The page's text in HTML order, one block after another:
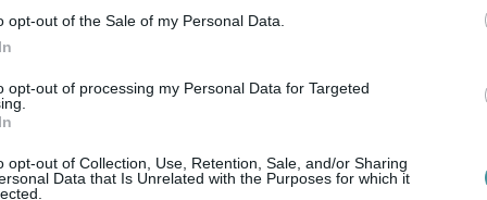
opt-out of the Sale of my Personal Data.
opt-out of processing my Personal Data for Targeted
opt-out of Collection, Use, Retention, Sale, and/or Sharing
Data that Is Unrelated with the Purposes for which it
önkormányzat támogatja a beruházást, és
dönt a közgyűlés. Hozzátette, hogy a
a fejlesztéshez: mintegy 40 millió
parkolóval és esőbeállóval,